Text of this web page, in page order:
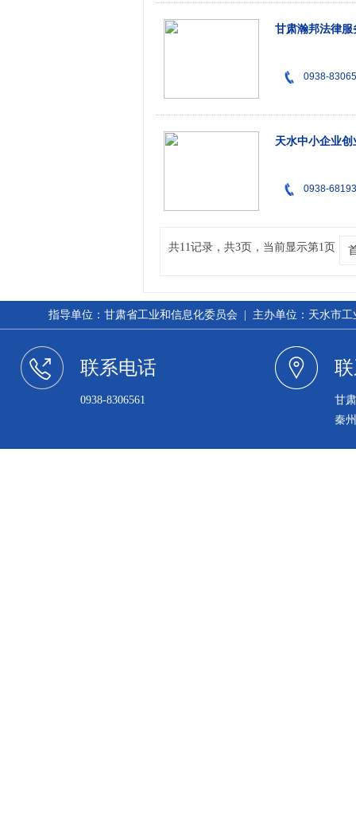
甘肃瀚邦法律服
0938-
天水中小企业
0938-
共11记录，共3页，当前显示第1页
指导单位：甘肃省工业和信息化委员会 | 主办单位：天水市
联系电话
0938-8306561
甘
秦